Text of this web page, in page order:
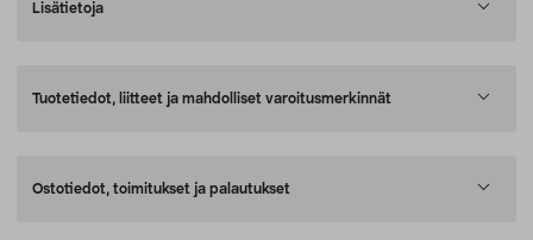
Lisätietoja
Tuotetiedot, liitteet ja mahdolliset varoitusmerkinnät
Ostotiedot, toimitukset ja palautukset